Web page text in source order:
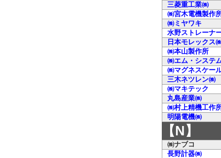
三菱重工業㈱
㈱宮木電機製作
㈱ミヤワキ
水野ストレーナ
日本モレックス
㈱本山製作所
㈱エム・システ
㈱マグネスケー
三木ネツレン㈱
㈱マキテック
丸島産業㈱
㈱村上精機工作
明陽電機㈱
【N】
㈱ナブコ
長野計器㈱